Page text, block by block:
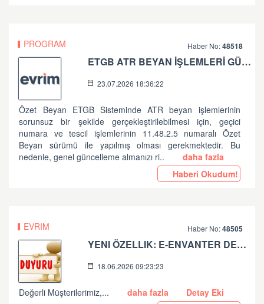
PROGRAM Haber No:48518
ETGB ATR BEYAN İŞLEMLERİ GÜNCELLEME HAKKINDA
23.07.2026 18:36:22
Özet Beyan ETGB Sisteminde ATR beyan işlemlerinin
sorunsuz bir şekilde gerçekleştirilebilmesi için, geçici
numara ve tescil işlemlerinin 11.48.2.5 numaralı Özet
Beyan sürümü ile yapılmış olması gerekmektedir. Bu
nedenle, genel güncelleme almanızı ri..
daha fazla
Haberi Okudum!
EVRIM Haber No:48505
YENI ÖZELLIK: E-ENVANTER DEFTERI YAYINDA!
18.06.2026 09:23:23
Değerli Müşterilerimiz,... daha fazla
Detay Eki